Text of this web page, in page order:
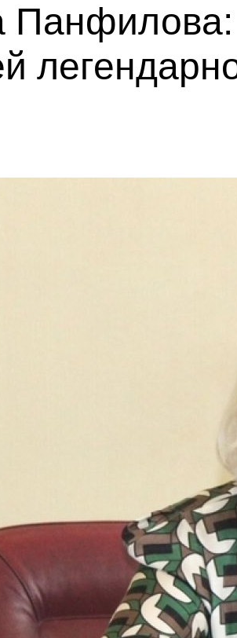
Панфилова: